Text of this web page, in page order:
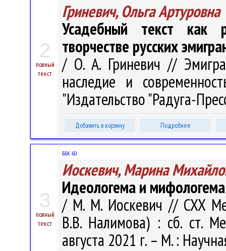
2
полный
текст
Гриневич, Ольга Артуровна
Усадебный текст как
творчестве русских
/ О. А. Гриневич //
наследие и
"Издательство "Радуга-
Добавить в корзину Подробнее
3
полный
текст
ББК 60.
Иоскевич, Марина
Идеологема и
/ М. М. Иоскевич // CXX
В.В. Налимова) : сб. ст.
августа 2021 г. – М. :